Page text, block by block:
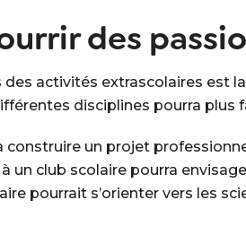
des
des activités extrascolaires est
disciplines pourra
construire un projet
un club scolaire pourra
pourrait s’orienter vers les